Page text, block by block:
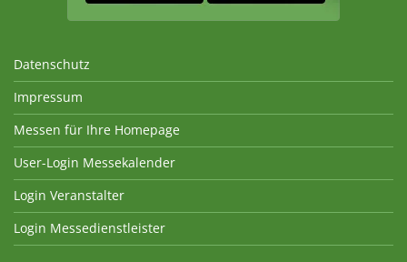
Datenschutz
Impressum
Messen für Ihre Homepage
User-Login Messekalender
Login Veranstalter
Login Messedienstleister